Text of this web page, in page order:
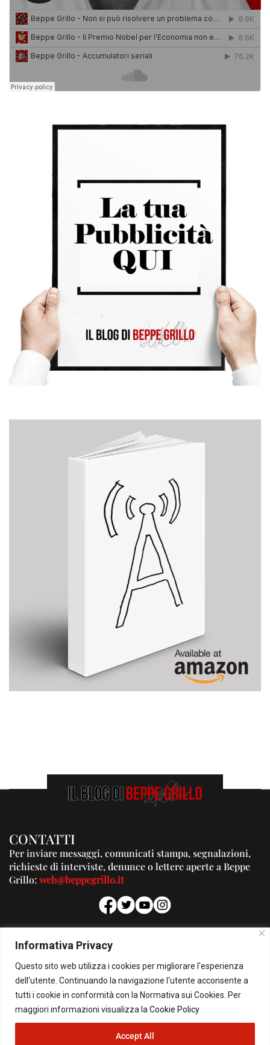
Informativa Privacy
Questo sito web utilizza i cookies per migliorare l'esperienza
dell'utente. Continuando la navigazione l'utente acconsente a
tutti i cookie in conformità con la Normativa sui Cookies. Per
maggiori informazioni visualizza la Cookie Policy
Accept All
CONTATTI
Per inviare messaggi, comunicati stampa, segnalazioni,
richieste di interviste, denunce o lettere aperte a Beppe
Grillo:web@beppegrillo.it
PUBBLICITA'
Per la tua pubblicità su questo Blog:
pubblicita@beppegrillo.it
HOMEPAGE COOKIE POLICY PRIVACY POLICY CONTATTI
© Copyright 2026 - Il Blog di Beppe Grillo. All Rights Reserved - Powered by